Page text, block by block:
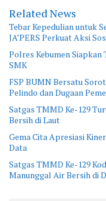
Related News
Tebar Kepedulian untuk
JA’PERS Perkuat Aksi
Polres Kebumen
SMK
FSP BUMN Bersatu
Pelindo dan Dugaan
Satgas TMMD Ke-129
Bersih di Laut
Gema Cita Apresiasi
Data
Satgas TMMD Ke-129
Manunggal Air Bersih di